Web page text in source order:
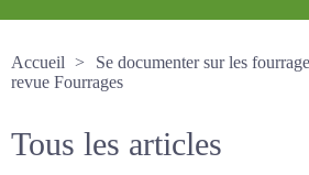
Accueil
Se documenter sur les
La revue Fourrages
Tous les articles